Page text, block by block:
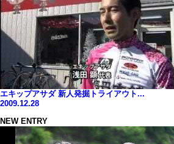
エキップアサダ 新人発掘トライアウト...
2009.12.28
NEW ENTRY